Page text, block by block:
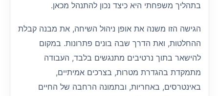
בתהליך משפחתי היא כיצד נכון להתנהל מכאן.
הגישה הזו משנה את אופן ניהול השיחה, את מבנה קבלת
ההחלטות, ואת הדרך שבה בונים פתרונות. במקום
להישאר בתוך נרטיבים מתנגשים בלבד, העבודה
מתמקדת בהגדרת מטרות, בצרכים אמיתיים,
באינטרסים, באחריות, ובתמונה הרחבה של החיים